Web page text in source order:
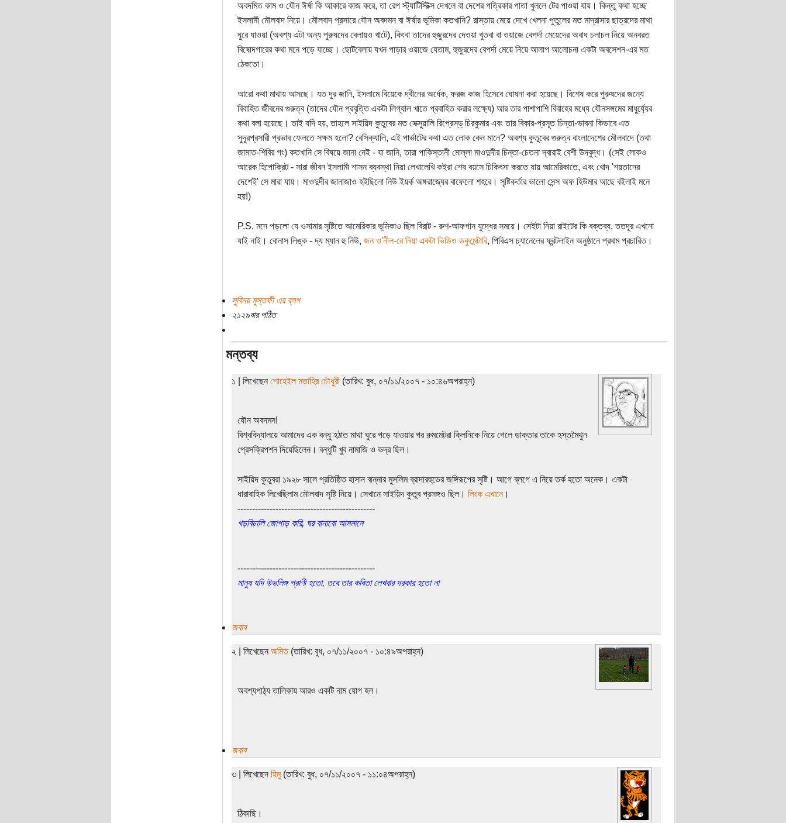
অবদমিত কাম ও যৌন ঈর্ষা কি আকারে কাজ করে, তা রেপ স্ট্যাটিস্টিক্স দেখলে বা দেশের পত্রিকার পাতা খুললে টের পাওয়া যায়। কিন্তু কথা হচ্ছে
ইসলামী মৌলবাদ নিয়ে। মৌলবাদ প্রসারে যৌন অবদমন বা ঈর্ষার ভূমিকা কতখানি? রাস্তায় মেয়ে দেখে খেলনা পুতুলের মত মাদ্রাসার ছাত্রদের মাথা
ঘুরে যাওয়া (অবশ্য এটা অন্য পুরুষদের বেলায়ও খাটে), কিংবা তাদের হুজুরদের দেওয়া খুতবা বা ওয়াজে বেপর্দা মেয়েদের অবাধ চলাচল নিয়ে অনবরত
বিষোদগারের কথা মনে পড়ে যাচ্ছে। ছোটবেলায় যখন পাড়ার ওয়াজে যেতাম, হুজুরদের বেপর্দা মেয়ে নিয়ে আলাপ আলোচনা একটা অবসেশন-এর মত
ঠেকতো।
আরো কথা মাথায় আসছে। যত দূর জানি, ইসলামে বিয়েকে দ্বীনের অর্ধেক, ফরজ কাজ হিসেবে ঘোষনা করা হয়েছে। বিশেষ করে পুরুষদের জন্যে
বিবাহিত জীবনের গুরুত্ব (তাদের যৌন প্রবৃত্তি একটা লিগ্যাল খাতে প্রবাহিত করার লক্ষ্যে) আর তার পাশাপাশি বিবাহের মধ্যে যৌনসঙ্গমের মাধুর্য্যের
কথা বলা হয়েছে। তাই যদি হয়, তাহলে সাইয়িদ কুতুবের মত সেক্সুয়ালি রিপ্রেস্‌ড্‌ চিরকুমার এবং তার বিকার-প্রসূত চিন্তা-ভাবনা কিভাবে এত
সুদূরপ্রসারী প্রভাব ফেলতে সক্ষম হলো? বেসিক্যালি, এই পার্ভাটের কথা এত লোক কেন মানে? অবশ্য কুতুবের গুরুত্ব বাংলাদেশের মৌলবাদে (তথা
জামাত-শিবির গং) কতখানি সে বিষয়ে জানা নেই - যা জানি, তারা পাকিস্তানী মোল্লা মাওদুদীর চিন্তা-চেতনা দ্বারাই বেশী উদবুদ্ধ। (সেই লোকও
আরেক হিপোক্রিট - সারা জীবন ইসলামী শাসন ব্যবস্থা নিয়া লেখালেখি কইরা শেষ বয়সে চিকিৎসা করতে যায় আমেরিকাতে, এবং খোদ 'শয়তানের
দেশেই' সে মারা যায়। মাওদুদীর জানাজাও হইছিলো নিউ ইয়র্ক অঙ্গরাজ্যের বাফেলো শহরে। সৃষ্টিকর্তার ভালো সেন্স অফ হিউমার আছে বইলাই মনে
হয়!)
P.S. মনে পড়লো যে ওসামার সৃষ্টিতে আমেরিকার ভূমিকাও ছিল বিরাট - রুশ-আফগান যুদ্ধের সময়ে। সেইটা নিয়া রাইটের কি বক্তব্য, ততদূর এখনো
যাই নাই। বোনাস লিঙ্ক - দ্য ম্যান হু নিউ, জন ও'নীল-রে নিয়া একটা ভিডিও ডকুমেন্টারি, পিবিএস চ্যানেলের ফ্রন্টলাইন অনুষ্ঠানে প্রথম প্রচারিত।
সুবিনয় মুস্তফী এর ব্লগ
২১২৯বার পঠিত
মন্তব্য
১ | লিখেছেন শোহেইল মতাহির চৌধুরী(তারিখ: বুধ, ০৭/১১/২০০৭ - ১০:৪৬অপরাহ্ন)
যৌন অবদমন!
বিশ্ববিদ্যালয়ে আমাদের এক বন্ধু হঠাত মাথা ঘুরে পড়ে যাওয়ার পর রুমমেটরা ক্লিনিকে নিয়ে গেলে ডাক্তার তাকে হস্তমৈথুন
প্রেসক্রিপশন দিয়েছিলেন। বন্ধুটি খুব নামাজি ও ভদ্র ছিল।
সাইয়িদ কুতুবরা ১৯২৮ সালে প্রতিষ্ঠিত হাসান বান্নার মুসলিম ব্রাদারহুডের জঙ্গিরূপের সৃষ্টি। আগে ব্লগে এ নিয়ে তর্ক হতো অনেক। একটা
ধারাবাহিক লিখেছিলাম মৌলবাদ সৃষ্টি নিয়ে। সেখানে সাইয়িদ কুতুব প্রসঙ্গও ছিল। লিংক এখানে।
-----------------------------------------------
খড়বিচালি জোগাড় করি, ঘর বানাবো আসমানে
-----------------------------------------------
মানুষ যদি উভলিঙ্গ প্রাণী হতো, তবে তার কবিতা লেখবার দরকার হতো না
জবাব
২ | লিখেছেন অমিত(তারিখ: বুধ, ০৭/১১/২০০৭ - ১০:৪৯অপরাহ্ন)
অবশ্যপাঠ্য তালিকায় আরও একটি নাম যোগ হল।
জবাব
৩ | লিখেছেন হিমু(তারিখ: বুধ, ০৭/১১/২০০৭ - ১১:০৪অপরাহ্ন)
ঠিকাছি।